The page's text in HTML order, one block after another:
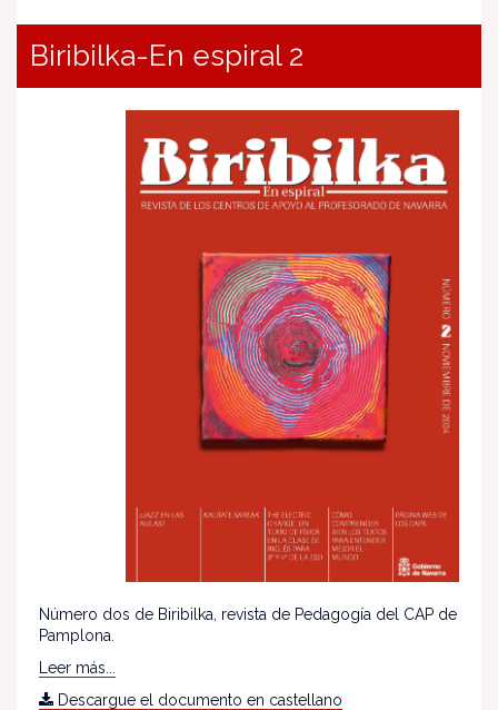
Biribilka-En espiral 2
Número dos de Biribilka, revista de Pedagogía del CAP de
Pamplona.
Leer más...
Descargue el documento en castellano